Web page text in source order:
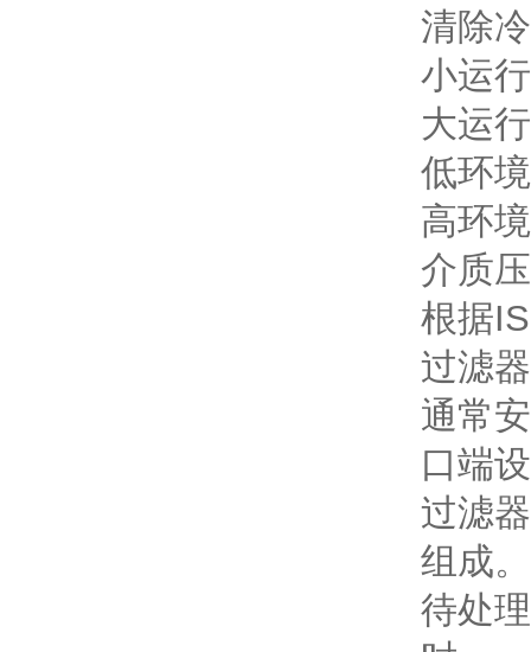
清除
小运
大运
低环
高环
介质
根据
过滤
通常
口端
过滤
组成。
待处